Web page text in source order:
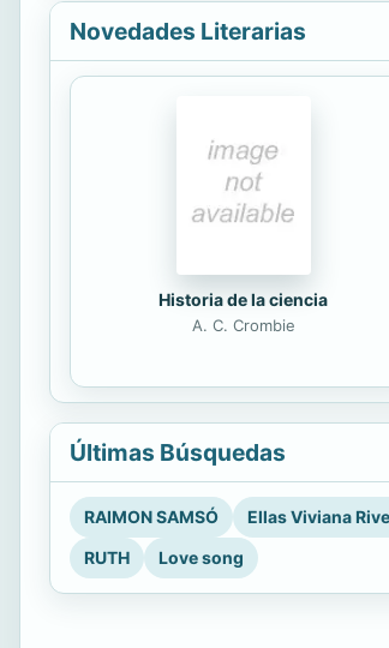
Novedades Literarias
Historia de la ciencia
A. C. Crombie
Últimas Búsquedas
RAIMON SAMSÓ Ellas Viviana
RUTH
Love song